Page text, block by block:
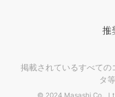
推
掲載されているすべての
タ
© 2024 Masashi Co.,